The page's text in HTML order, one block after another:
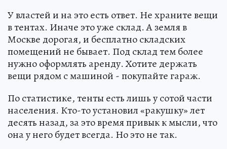
У властей и на это есть ответ. Не храните вещи
в тентах. Иначе это уже склад. А земля в
Москве дорогая, и бесплатно складских
помещений не бывает. Под склад тем более
нужно оформлять аренду. Хотите держать
вещи рядом с машиной - покупайте гараж.
По статистике, тенты есть лишь у сотой части
населения. Кто-то установил «ракушку» лет
десять назад, за это время привык к мысли, что
она у него будет всегда. Но это не так.